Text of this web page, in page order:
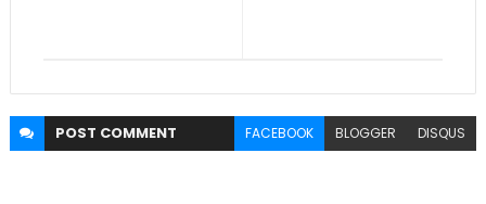
POST COMMENT FACEBOOK BLOGGER DISQUS